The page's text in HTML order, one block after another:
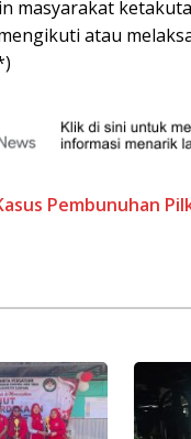
masyarakat
atau
Pembunuhan